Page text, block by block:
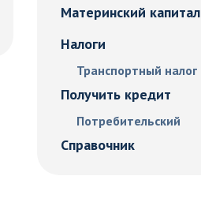
Материнский капитал
Налоги
Транспортный налог
Получить кредит
Потребительский
Справочник